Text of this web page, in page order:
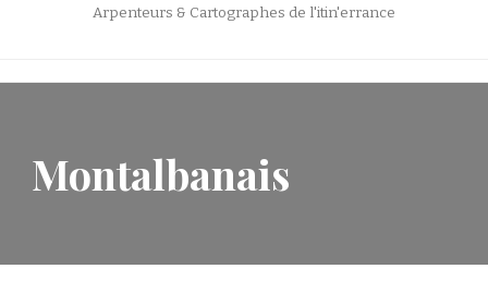
Arpenteurs & Cartographes de l'itin'errance
Montalbanais